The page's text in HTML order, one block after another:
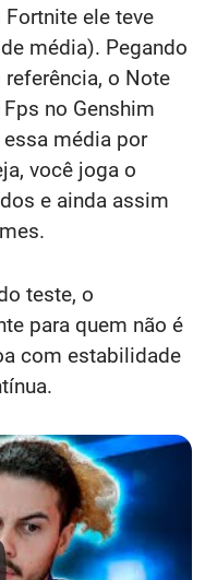
ele teve
média). Pegando
o Note
no Genshim
média por
você joga o
e ainda assim
teste, o
para quem não é
com estabilidade